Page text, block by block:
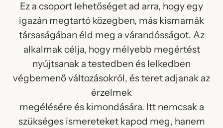
Ez a csoport lehetőséget ad arra, hogy egy
igazán megtartó közegben, más kismamák
társaságában éld meg a várandósságot. Az
alkalmak célja, hogy mélyebb megértést
nyújtsanak a testedben és lelkedben
végbemenő változásokról, és teret adjanak az
érzelmek
megélésére és kimondására. Itt nemcsak a
szükséges ismereteket kapod meg, hanem